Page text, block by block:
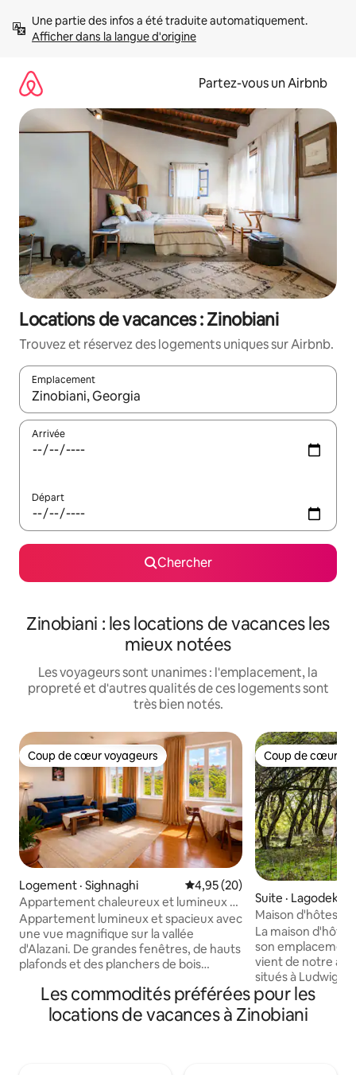
directement
Afficher dans la langue d'origine
Partez-vous un Airbnb
Locations de vacances : Zinobiani
Trouvez et réservez des logements uniques sur Airbnb.
Emplacement
Quand les résultats sont affichés, parcourez-les en utilisant
Arrivée
Départ
Chercher
Zinobiani : les locations de vacances les
mieux notées
Les voyageurs sont unanimes : l'emplacement, la
propreté et d'autres qualités de ces logements sont
très bien notés.
Coup de cœur voyageurs
Coup de cœur voyageurs
Logement · Sighnaghi Note moyenne de 4,95 sur 5,
4,95 (20)
Appartement chaleureux et lumineux à
Sighnaghi
Appartement lumineux et spacieux avec
une vue magnifique sur la vallée
d'Alazani. De grandes fenêtres, de hauts
plafonds et des planchers de bois
chaleureuse baignée de lumière
naturelle. L'appartement dispose d'un
salon confortable, de lits de style
Coup de cœur
Coup de cœur
Suite · Lagodekhi
Maison d'hôtes
protégées de
La maison
son
vient de notre
situés à Ludwig
Mlokosevichi
polonais, qui a initié la fondation des
zones protégées
Les commodités préférées pour les
locations de vacances à Zinobiani